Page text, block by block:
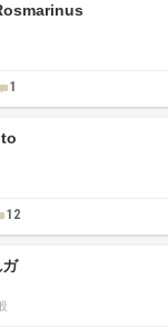
1
12